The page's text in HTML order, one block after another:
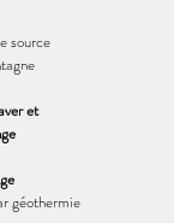
source
et
géothermie